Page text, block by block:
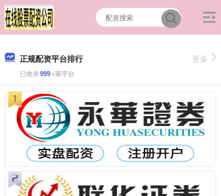
正规配资平台排行
已收录999+家平台
更多